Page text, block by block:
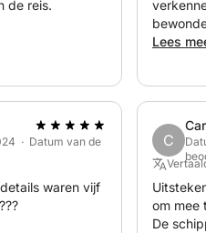
de reis.
van
Lees
· Datum van de
waren vijf
C
om mee
De